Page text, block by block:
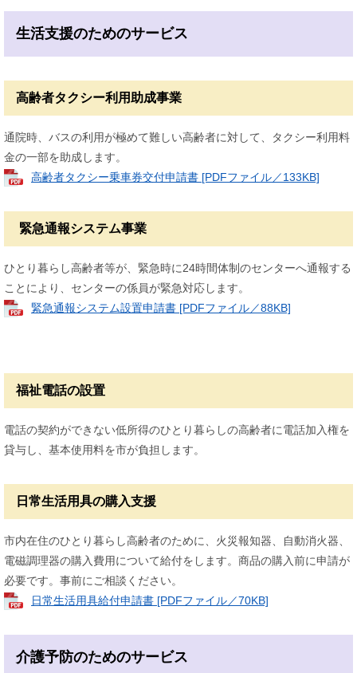
生活支援のためのサービス
高齢者タクシー利用助成事業
通院時、バスの利用が極めて難しい高齢者に対して、タクシー利用料
金の一部を助成します。
高齢者タクシー乗車券交付申請書 [PDFファイル／133KB]
緊急通報システム事業
ひとり暮らし高齢者等が、緊急時に24時間体制のセンターへ通報する
ことにより、センターの係員が緊急対応します。
緊急通報システム設置申請書 [PDFファイル／88KB]
福祉電話の設置
電話の契約ができない低所得のひとり暮らしの高齢者に電話加入権を
貸与し、基本使用料を市が負担します。
日常生活用具の購入支援
市内在住のひとり暮らし高齢者のために、火災報知器、自動消火器、
電磁調理器の購入費用について給付をします。商品の購入前に申請が
必要です。事前にご相談ください。
日常生活用具給付申請書 [PDFファイル／70KB]
介護予防のためのサービス